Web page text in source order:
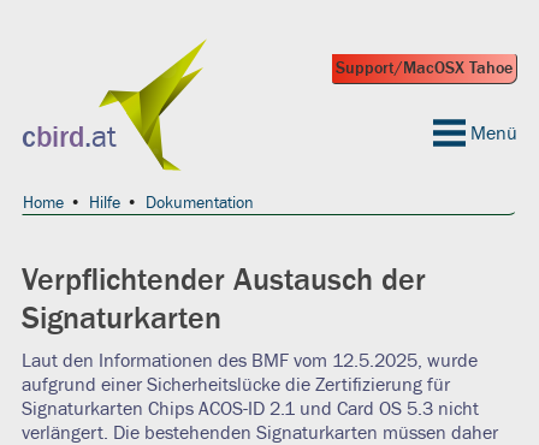
Support/MacOSX Tahoe
cbird.at Menü
Home Hilfe Dokumentation
Verpflichtender Austausch der
Signaturkarten
Laut den Informationen des BMF vom 12.5.2025, wurde
aufgrund einer Sicherheitslücke die Zertifizierung für
Signaturkarten Chips ACOS-ID 2.1 und Card OS 5.3 nicht
verlängert. Die bestehenden Signaturkarten müssen daher